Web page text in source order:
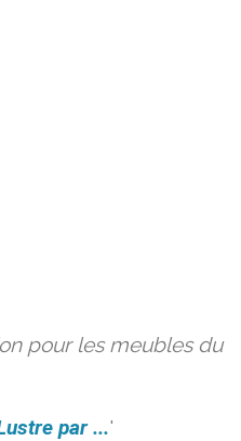
pour les meubles du
par ...'